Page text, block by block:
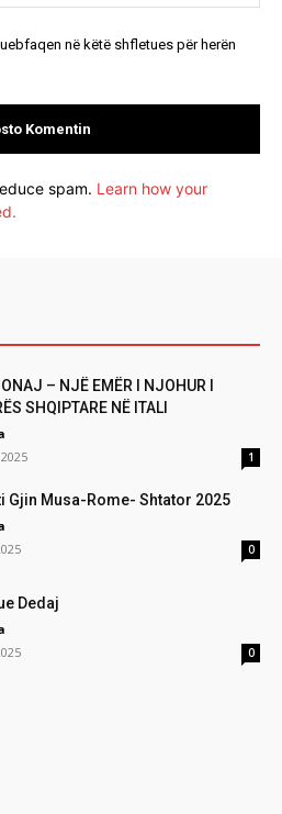
në këtë shfletues për herën
spam. Learn how your
– NJË EMËR I NJOHUR I
SHQIPTARE NË ITALI
1
Gjin Musa-Rome- Shtator 2025
0
Dedaj
0